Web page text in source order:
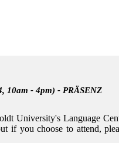
10am - 4pm) - PRÄSENZ
University's Language
you choose to attend,